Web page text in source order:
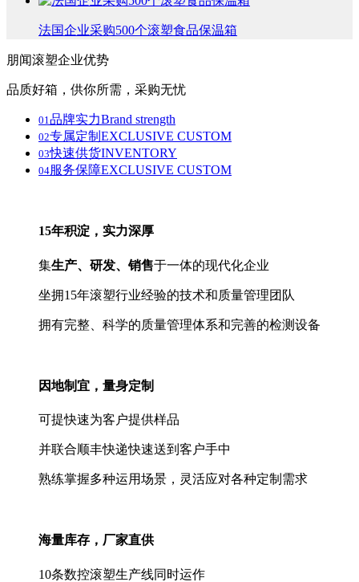
法国企业采购500个滚塑食品保温箱
朋闻滚塑企业优势
品质好箱，供你所需，采购无忧
01 品牌实力Brand strength
02专属定制 EXCLUSIVE CUSTOM
03快速供货INVENTORY
04服务保障EXCLUSIVE CUSTOM
15年积淀，实力深厚
集生产、研发、销售于一体的现代化企业
坐拥15年滚塑行业经验的技术和质量管理团队
拥有完整、科学的质量管理体系和完善的检测设备
因地制宜，量身定制
可提快速为客户提供样品
并联合顺丰快递快速送到客户手中
熟练掌握多种运用场景，灵活应对各种定制需求
海量库存，厂家直供
10条数控滚塑生产线同时运作